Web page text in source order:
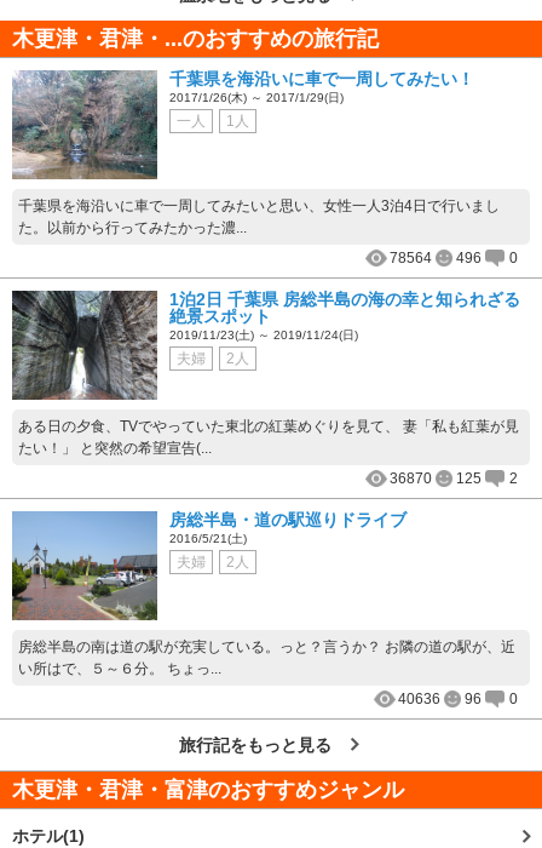
木更津・君津・...のおすすめの旅行記
千葉県を海沿いに車で一周してみたい！
2017/1/26(木) ～ 2017/1/29(日)
一人 1人
千葉県を海沿いに車で一周してみたいと思い、女性一人3泊4日で行いまし
た。以前から行ってみたかった濃...
78564
496 0
1泊2日 千葉県 房総半島の海の幸と知られざる
絶景スポット
2019/11/23(土) ～ 2019/11/24(日)
夫婦 2人
ある日の夕食、TVでやっていた東北の紅葉めぐりを見て、 妻「私も紅葉が見
たい！」 と突然の希望宣告(...
36870
125 2
房総半島・道の駅巡りドライブ
2016/5/21(土)
夫婦 2人
房総半島の南は道の駅が充実している。っと？言うか？ お隣の道の駅が、近
い所はで、５～６分。 ちょっ...
40636
96 0
旅行記をもっと見る
木更津・君津・富津のおすすめジャンル
ホテル(1)